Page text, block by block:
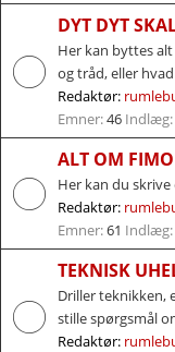
DYT DYT
Her kan byttes
og tråd, eller
Redaktør:
Emner:46 Indlæg:
ALT OM FIMO
Her kan du
Redaktør:
Emner:61 Indlæg:
TEKNISK
Driller teknikken,
stille spørgsmål
Redaktør: